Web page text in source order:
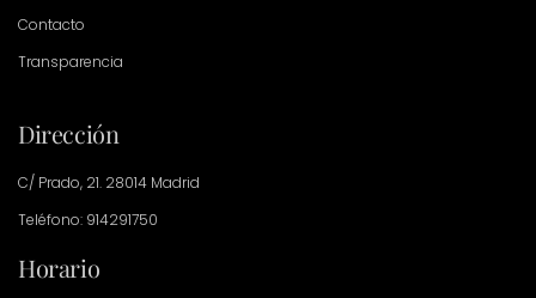
Contacto
Transparencia
Dirección
C/ Prado, 21. 28014 Madrid
Teléfono: 914291750
Horario